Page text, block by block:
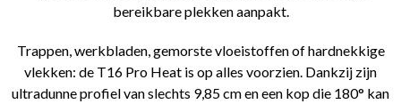
bereikbare plekken aanpakt.
Trappen, werkbladen, gemorste vloeistoffen of hardnekkige
vlekken: de T16 Pro Heat is op alles voorzien. Dankzij zijn
ultradunne profiel van slechts 9,85 cm en een kop die 180° kan